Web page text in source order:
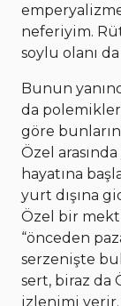
neferiyim.
soylu olanı
Bunun
da polemikler
göre
Özel
hayatına
yurt dışına
Özel bir
“önceden
serzenişte
sert, biraz da
izlenimi verir.